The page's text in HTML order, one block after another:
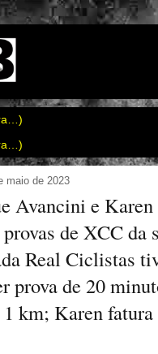
maio de 2023
Avancini e
de XCC da
Real Ciclistas
prova de 20
km; Karen